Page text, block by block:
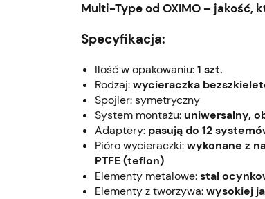
Multi-Type od OXIMO – jakość,
Specyfikacja:
Ilość w opakowaniu:1 szt.
Rodzaj:wycieraczka
Spojler: symetryczny
System montażu: uniwersalny,
Adaptery: pasują do 12
Pióro wycieraczki:wykonane z
PTFE (teflon)
Elementy metalowe:stal
Elementy z tworzywa:wysokiej